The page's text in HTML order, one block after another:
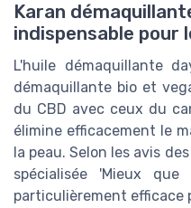
Karan
indispensable pour
L'huile démaquillante
démaquillante bio et
du CBD avec ceux du
élimine efficacement le
la peau. Selon les avis
spécialisée 'Mieux
particulièrement efficace